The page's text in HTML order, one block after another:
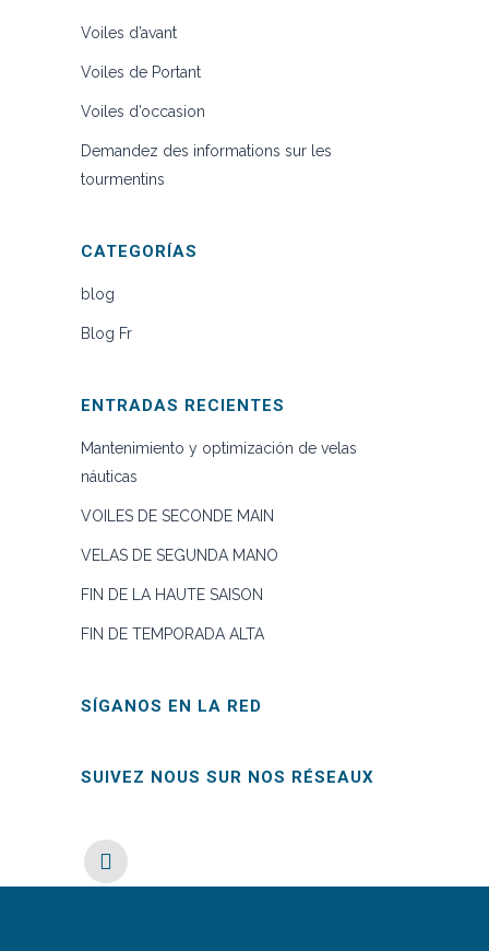
Voiles d’avant
Voiles de Portant
Voiles d’occasion
Demandez des informations sur les
tourmentins
CATEGORÍAS
blog
Blog Fr
ENTRADAS RECIENTES
Mantenimiento y optimización de velas
náuticas
VOILES DE SECONDE MAIN
VELAS DE SEGUNDA MANO
FIN DE LA HAUTE SAISON
FIN DE TEMPORADA ALTA
SÍGANOS EN LA RED
SUIVEZ NOUS SUR NOS RÉSEAUX